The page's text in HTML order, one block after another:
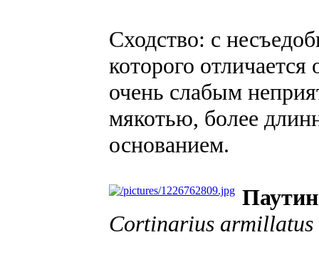
Сходство: с
которого
очень слабым
мякотью, более
основанием.
Cortinarius armillatus